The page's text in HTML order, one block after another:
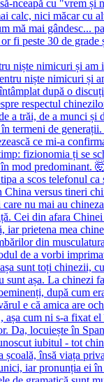
niște nimicuri și am i